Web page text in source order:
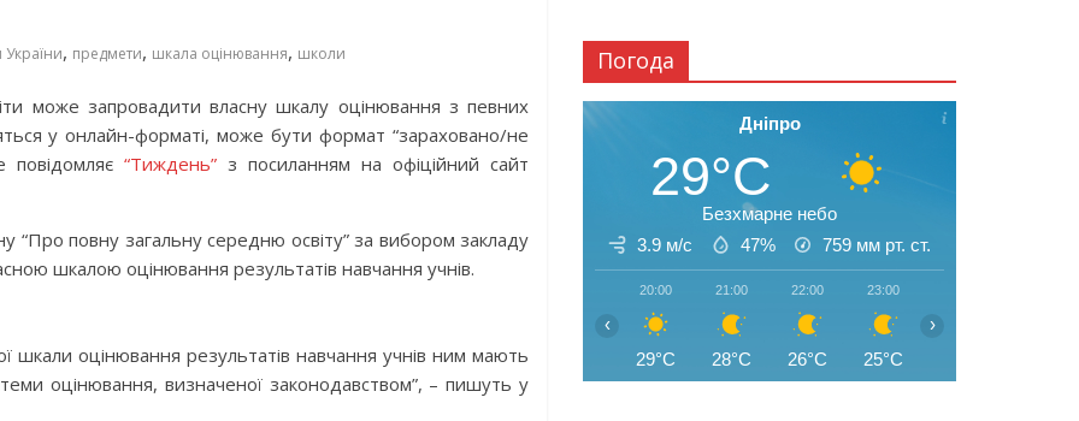
, предмети, шкала оцінювання, школи
може запровадити власну шкалу оцінювання з певних
у онлайн-форматі, може бути формат “зараховано/не
повідомляє “Тиждень” з посиланням на офіційний сайт
“Про повну загальну середню освіту” за вибором закладу
шкалою оцінювання результатів навчання учнів.
шкали оцінювання результатів навчання учнів ним мають
оцінювання, визначеної законодавством”, – пишуть у
Погода
Дніпро
29°C
Безхмарне небо
3.9 м/с
47% 759 мм рт. ст.
20:00
29°C
21:00
28°C
22:00
26°C
23:00
25°C
‹ ›